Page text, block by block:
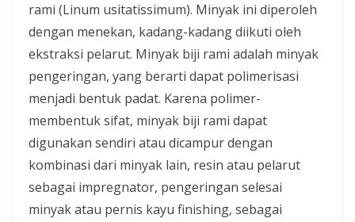
rami (Linum usitatissimum). Minyak ini diperoleh
dengan menekan, kadang-kadang diikuti oleh
ekstraksi pelarut. Minyak biji rami adalah minyak
pengeringan, yang berarti dapat polimerisasi
menjadi bentuk padat. Karena polimer-
membentuk sifat, minyak biji rami dapat
digunakan sendiri atau dicampur dengan
kombinasi dari minyak lain, resin atau pelarut
sebagai impregnator, pengeringan selesai
minyak atau pernis kayu finishing, sebagai